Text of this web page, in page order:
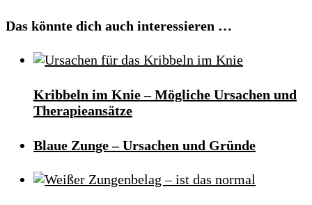
Das könnte dich auch interessieren …
Kribbeln im Knie – Mögliche Ursachen und
Therapieansätze
Blaue Zunge – Ursachen und Gründe